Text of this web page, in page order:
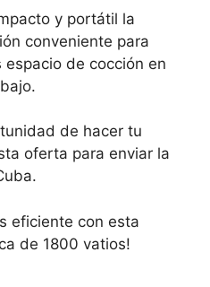
y portátil la
conveniente para
de cocción en
de hacer tu
oferta para enviar la
eficiente con esta
de 1800 vatios!